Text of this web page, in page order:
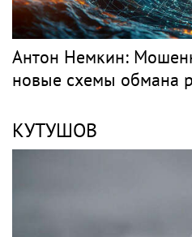
Антон Немкин:
новые схемы обмана
КУТУШОВ